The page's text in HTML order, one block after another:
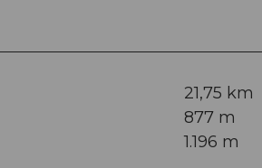
21,75 km
877 m
1.196 m